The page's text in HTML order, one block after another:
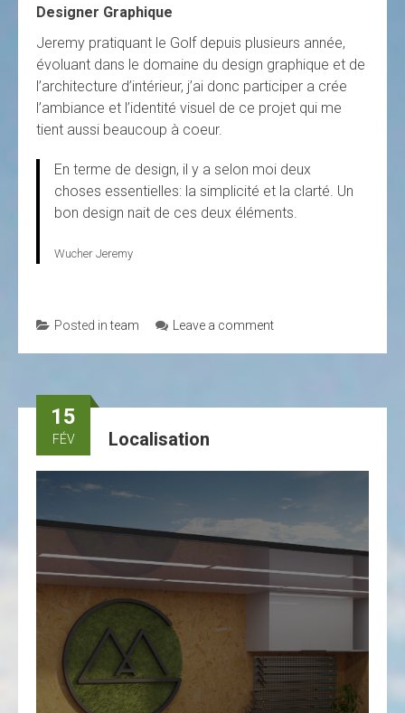
Designer Graphique
Jeremy pratiquant le Golf depuis plusieurs année,
évoluant dans le domaine du design graphique et de
l’architecture d’intérieur, j’ai donc participer a crée
l’ambiance et l’identité visuel de ce projet qui me
tient aussi beaucoup à coeur.
En terme de design, il y a selon moi deux
choses essentielles: la simplicité et la clarté. Un
bon design nait de ces deux éléments.
Wucher Jeremy
Posted inteam Leave a comment
15
FÉV Localisation